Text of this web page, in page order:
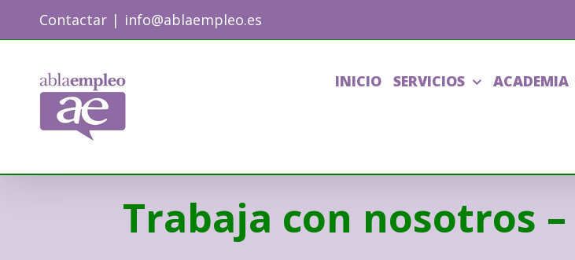
Contactar | info@ablaempleo.es
INICIO SERVICIOS ACADEMIA
Trabaja con nosotros –